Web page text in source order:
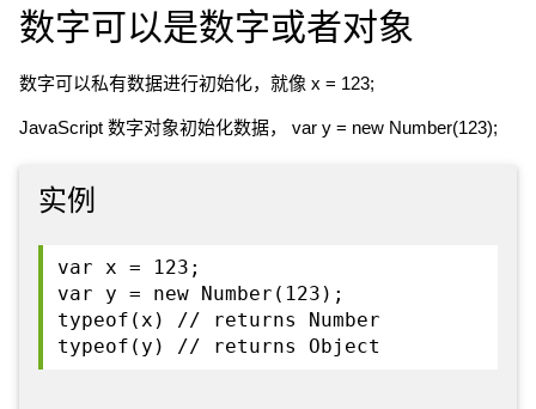
数字可以是数字或者对象
数字可以私有数据进行初始化，就像 x = 123;
JavaScript 数字对象初始化数据， var y = new Number(123);
实例
var x = 123;
var y = new Number(123);
typeof(x) // returns Number
typeof(y) // returns Object